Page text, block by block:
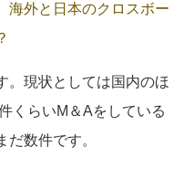
海外と日本のクロスボー
。現状としては国内のほ
くらいM＆Aをしている
数件です。